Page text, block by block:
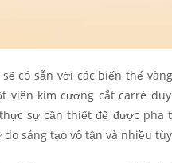
có sẵn với các biến thể
viên kim cương cắt carré
sự cần thiết để được pha
sáng tạo vô tận và nhiều